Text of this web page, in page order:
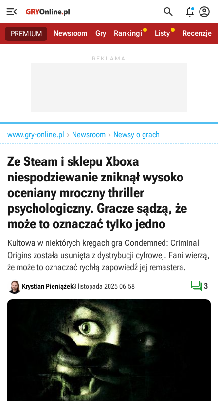
   
PREMIUM Newsroom Gry Rankingi Listy Recenzje
www.gry-online.pl  Newsroom  Newsy o grach
Ze Steam i sklepu Xboxa
niespodziewanie zniknął wysoko
oceniany mroczny thriller
psychologiczny. Gracze sądzą, że
może to oznaczać tylko jedno
Kultowa w niektórych kręgach gra Condemned: Criminal
Origins została usunięta z dystrybucji cyfrowej. Fani wierzą,
że może to oznaczać rychłą zapowiedź jej remastera.
Krystian Pieniążek3 listopada 2025 06:58 3